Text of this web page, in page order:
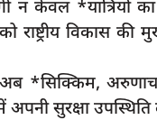
न केवल *यात्रियों
राष्ट्रीय विकास
*सिक्किम,
अपनी सुरक्षा